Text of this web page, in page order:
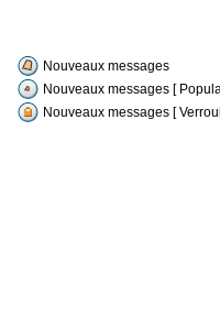
Nouveaux messages
Nouveaux messages [
Nouveaux messages [